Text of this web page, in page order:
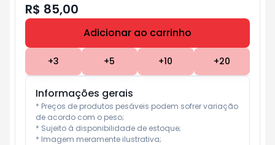
R$ 85,00
Adicionar ao carrinho
+3 +5 +10 +20
Informações gerais
* Preços de produtos pesáveis podem sofrer variação
de acordo com o peso;
* Sujeito à disponibilidade de estoque;
* Imagem meramente ilustrativa;